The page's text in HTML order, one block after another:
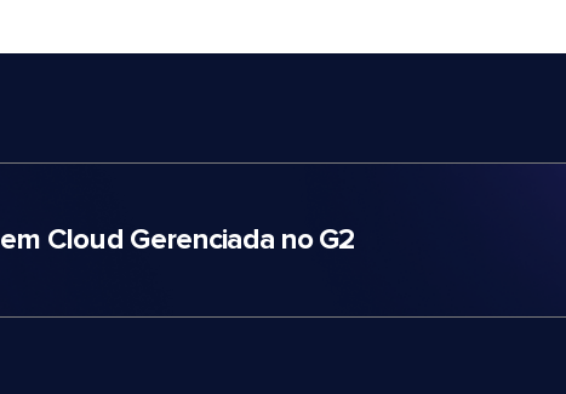
Cloud Gerenciada no G2